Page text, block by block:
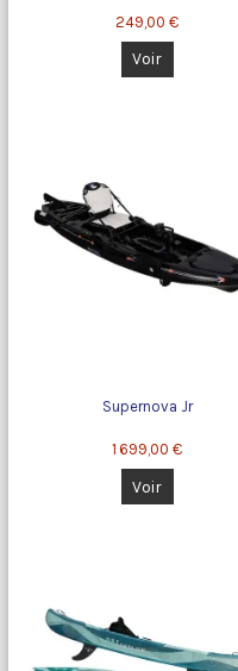
249,00 €
Voir
Supernova Jr
1 699,00 €
Voir